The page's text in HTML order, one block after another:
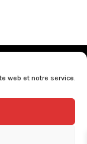
web et notre service.
revendeurs•
avec